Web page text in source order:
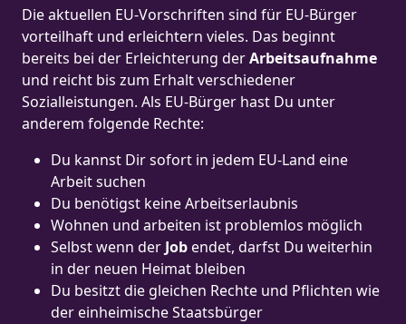
Die aktuellen EU-Vorschriften sind für EU-Bürger
vorteilhaft und erleichtern vieles. Das beginnt
bereits bei der Erleichterung derArbeitsaufnahme
und reicht bis zum Erhalt verschiedener
Sozialleistungen. Als EU-Bürger hast Du unter
anderem folgende Rechte:
Du kannst Dir sofort in jedem EU-Land eine
Arbeit suchen
Du benötigst keine Arbeitserlaubnis
Wohnen und arbeiten ist problemlos möglich
Selbst wenn der Job endet, darfst Du weiterhin
in der neuen Heimat bleiben
Du besitzt die gleichen Rechte und Pflichten wie
der einheimische Staatsbürger